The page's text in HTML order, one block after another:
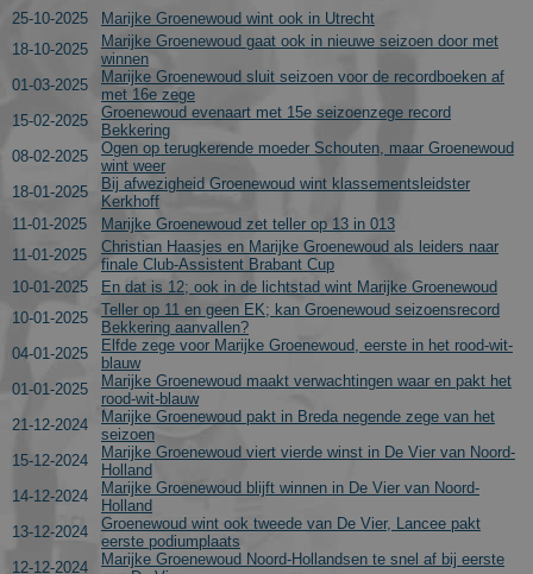
25-10-2025
Marijke Groenewoud wint ook in Utrecht
18-10-2025
Marijke Groenewoud gaat ook in nieuwe seizoen door met
winnen
01-03-2025
Marijke Groenewoud sluit seizoen voor de recordboeken af
met 16e zege
15-02-2025
Groenewoud evenaart met 15e seizoenzege record
Bekkering
08-02-2025
Ogen op terugkerende moeder Schouten, maar Groenewoud
wint weer
18-01-2025
Bij afwezigheid Groenewoud wint klassementsleidster
Kerkhoff
11-01-2025
Marijke Groenewoud zet teller op 13 in 013
11-01-2025
Christian Haasjes en Marijke Groenewoud als leiders naar
finale Club-Assistent Brabant Cup
10-01-2025
En dat is 12; ook in de lichtstad wint Marijke Groenewoud
10-01-2025
Teller op 11 en geen EK; kan Groenewoud seizoensrecord
Bekkering aanvallen?
04-01-2025
Elfde zege voor Marijke Groenewoud, eerste in het rood-wit-
blauw
01-01-2025
Marijke Groenewoud maakt verwachtingen waar en pakt het
rood-wit-blauw
21-12-2024
Marijke Groenewoud pakt in Breda negende zege van het
seizoen
15-12-2024
Marijke Groenewoud viert vierde winst in De Vier van Noord-
Holland
14-12-2024
Marijke Groenewoud blijft winnen in De Vier van Noord-
Holland
13-12-2024
Groenewoud wint ook tweede van De Vier, Lancee pakt
eerste podiumplaats
12-12-2024
Marijke Groenewoud Noord-Hollandsen te snel af bij eerste